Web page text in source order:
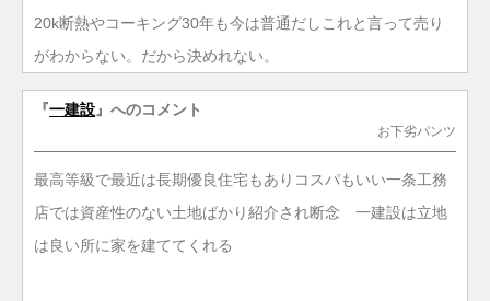
20k断熱やコーキング30年も今は普通だしこれと言って売り
がわからない。だから決めれない。
『一建設 』へのコメント
お下劣パンツ
最高等級で最近は長期優良住宅もありコスパもいい一条工務
店では資産性のない土地ばかり紹介され断念 一建設は立地
は良い所に家を建ててくれる